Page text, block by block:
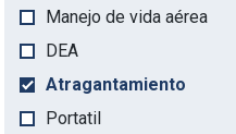
Manejo de vida aérea
DEA
Atragantamiento
Portatil